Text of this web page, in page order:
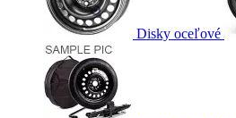
Disky oceľové